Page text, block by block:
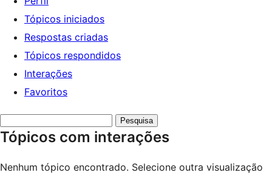
Tópicos iniciados
Respostas criadas
Tópicos respondidos
Interações
Favoritos
tópicos:
Tópicos com interações
Nenhum tópico encontrado. Selecione outra visualização